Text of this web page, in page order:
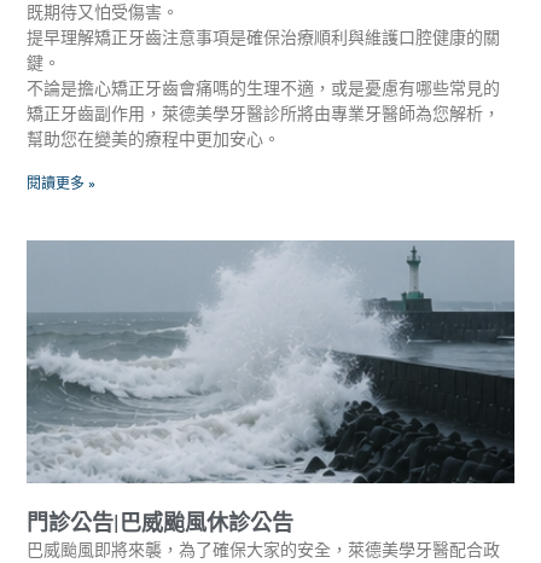
既期待又怕受傷害。
提早理解矯正牙齒注意事項是確保治療順利與維護口腔健康的關
鍵。
不論是擔心矯正牙齒會痛嗎的生理不適，或是憂慮有哪些常見的
矯正牙齒副作用，萊德美學牙醫診所將由專業牙醫師為您解析，
幫助您在變美的療程中更加安心。
閱讀更多 »
門診公告|巴威颱風休診公告
巴威颱風即將來襲，為了確保大家的安全，萊德美學牙醫配合政